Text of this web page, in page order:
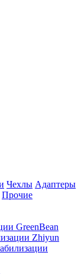
Чехлы Адаптеры
Прочие
GreenBean
Zhiyun